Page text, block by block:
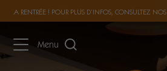
LA RENTRÉE ! POUR PLUS D’INFOS, CONSULTEZ NOS
Menu